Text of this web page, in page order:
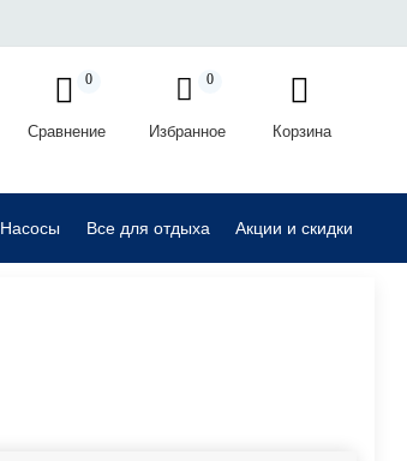
0
Сравнение
0
Избранное Корзина
Комплектующие для садовой техники
Насосы Все для отдыха Акции и скидки